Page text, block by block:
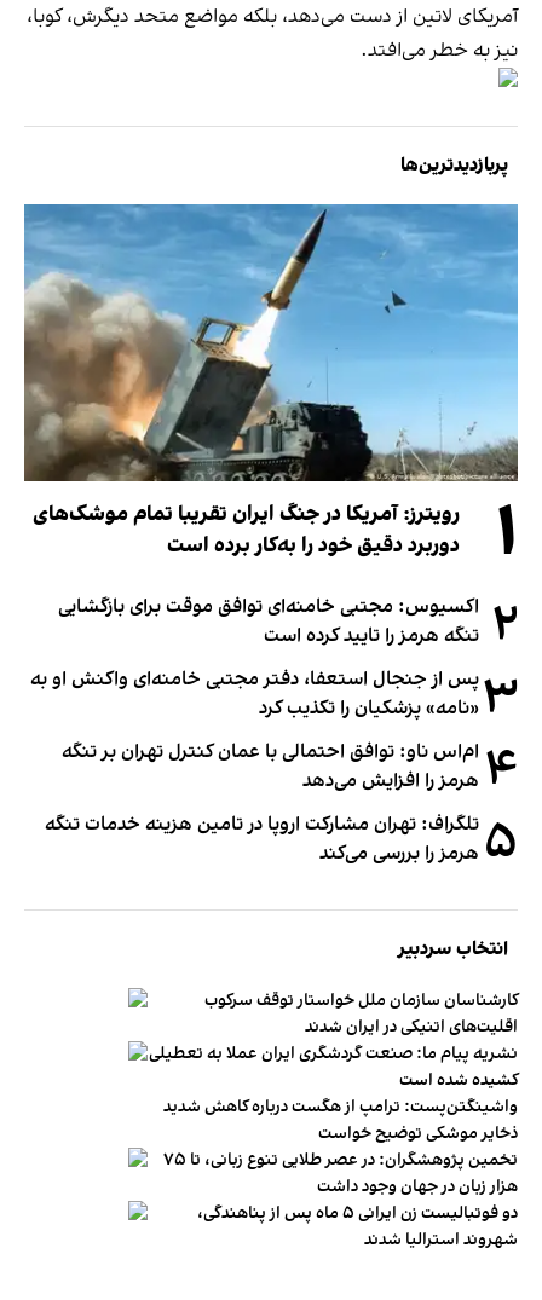
آمریکای لاتین از دست می‌دهد، بلکه مواضع متحد دیگرش، کوبا،
نیز به خطر می‌افتد.
پربازدیدترین‌ها
۱
رویترز: آمریکا در جنگ ایران تقریبا تمام موشک‌های
دوربرد دقیق خود را به‌کار برده است
۲ اکسیوس: مجتبی خامنه‌ای توافق موقت برای بازگشایی
تنگه هرمز را تایید کرده است
۳پس از جنجال استعفا، دفتر مجتبی خامنه‌ای واکنش او به
«نامه» پزشکیان را تکذیب کرد
۴ ام‌اس ناو: توافق احتمالی با عمان کنترل تهران بر تنگه
هرمز را افزایش می‌دهد
۵ تلگراف: تهران مشارکت اروپا در تامین هزینه خدمات تنگه
هرمز را بررسی می‌کند
انتخاب سردبیر
کارشناسان سازمان ملل خواستار توقف سرکوب
اقلیت‌های اتنیکی در ایران شدند
نشریه پیام ما: صنعت گردشگری ایران عملا به تعطیلی
کشیده شده است
واشینگتن‌پست: ترامپ از هگست درباره کاهش شدید
ذخایر موشکی توضیح خواست
تخمین پژوهشگران: در عصر طلایی تنوع زبانی، تا ۷۵
هزار زبان در جهان وجود داشت
دو فوتبالیست زن ایرانی ۵ ماه پس از پناهندگی،
شهروند استرالیا شدند